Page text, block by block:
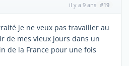
il y a 9 ans #19
je ne veux pas travailler au
de mes vieux jours dans un
de la France pour une fois